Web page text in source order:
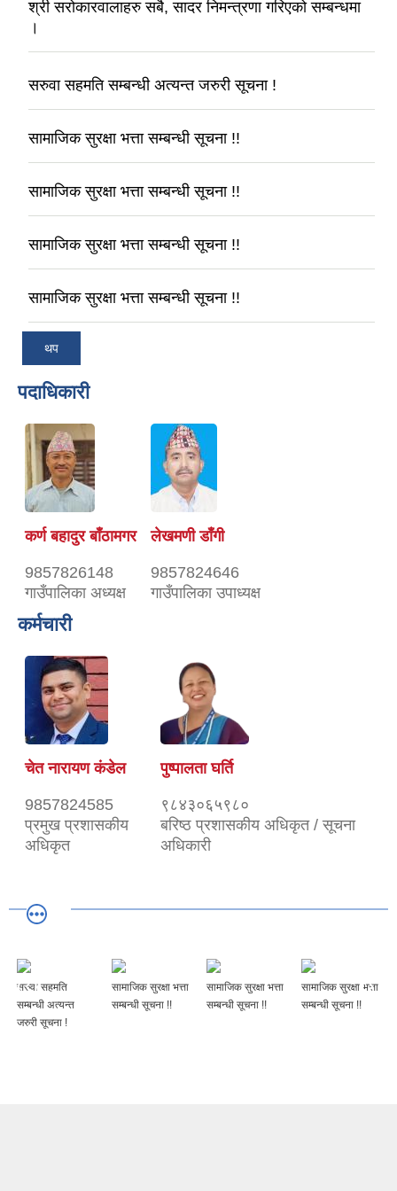
श्री सरोकारवालाहरु सबै, सादर निमन्त्रणा गरिएको सम्बन्धमा
।
सरुवा सहमति सम्बन्धी अत्यन्त जरुरी सूचना !
सामाजिक सुरक्षा भत्ता सम्बन्धी सूचना !!
सामाजिक सुरक्षा भत्ता सम्बन्धी सूचना !!
सामाजिक सुरक्षा भत्ता सम्बन्धी सूचना !!
सामाजिक सुरक्षा भत्ता सम्बन्धी सूचना !!
थप
पदाधिकारी
कर्ण बहादुर बाँठामगर
9857826148
गाउँपालिका अध्यक्ष
लेखमणी डाँगी
9857824646
गाउँपालिका उपाध्यक्ष
कर्मचारी
चेत नारायण कंडेल
9857824585
प्रमुख प्रशासकीय
अधिकृत
पुष्पालता घर्ति
९८४३०६५९८०
बरिष्ठ प्रशासकीय अधिकृत / सूचना
अधिकारी
सरुवा सहमति
सम्बन्धी अत्यन्त
जरुरी सूचना !
सामाजिक सुरक्षा भत्ता
सम्बन्धी सूचना !!
सामाजिक सुरक्षा भत्ता
सम्बन्धी सूचना !!
सामाजिक सुरक्षा भत्ता
सम्बन्धी सूचना !!